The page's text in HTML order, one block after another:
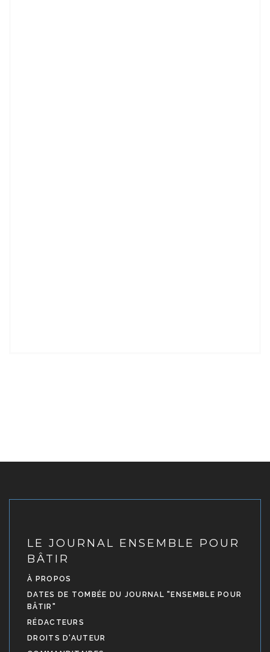
LE JOURNAL ENSEMBLE POUR
BÂTIR
À PROPOS
DATES DE TOMBÉE DU JOURNAL "ENSEMBLE POUR
BÂTIR"
RÉDACTEURS
DROITS D'AUTEUR